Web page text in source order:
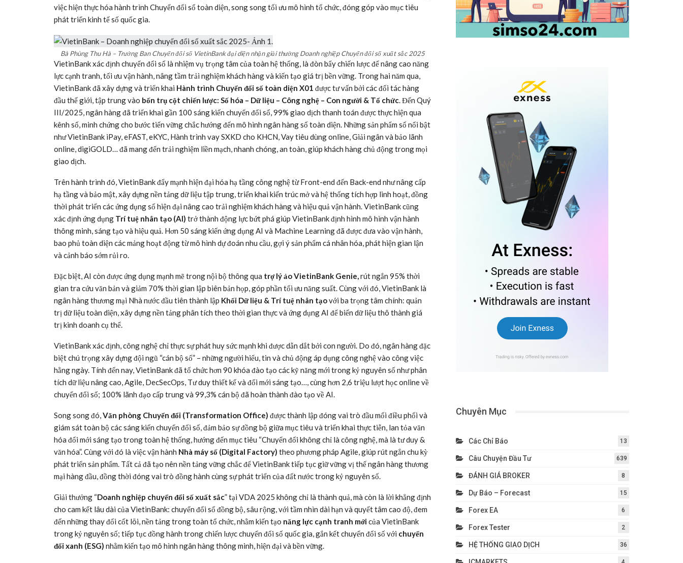
việc hiện thực hóa hành trình Chuyển đổi số toàn diện, song song tối ưu mô hình tổ chức, đóng góp vào mục tiêu
phát triển kinh tế số quốc gia.
Bà Phùng Thu Hà – Trưởng Ban Chuyển đổi số VietinBank đại diện nhận giải thưởng Doanh nghiệp Chuyển đổi số xuất sắc 2025
VietinBank xác định chuyển đổi số là nhiệm vụ trọng tâm của toàn hệ thống, là đòn bẩy chiến lược để nâng cao năng
lực cạnh tranh, tối ưu vận hành, nâng tầm trải nghiệm khách hàng và kiến tạo giá trị bền vững. Trong hai năm qua,
VietinBank đã xây dựng và triển khai Hành trình Chuyển đổi số toàn diện X01 được tư vấn bởi các đối tác hàng
đầu thế giới, tập trung vào bốn trụ cột chiến lược: Số hóa – Dữ liệu – Công nghệ – Con người & Tổ chức . Đến Quý
III/2025, ngân hàng đã triển khai gần 100 sáng kiến chuyển đổi số, 99% giao dịch thanh toán được thực hiện qua
kênh số, minh chứng cho bước tiến vững chắc hướng đến mô hình ngân hàng số toàn diện. Những sản phẩm số nổi bật
như VietinBank iPay, eFAST, eKYC, Hành trình vay SXKD cho KHCN, Vay tiêu dùng online, Giải ngân và bảo lãnh
online, digiGOLD… đã mang đến trải nghiệm liền mạch, nhanh chóng, an toàn, giúp khách hàng chủ động trong mọi
giao dịch.
Trên hành trình đó, VietinBank đẩy mạnh hiện đại hóa hạ tầng công nghệ từ Front-end đến Back-end như nâng cấp
hạ tầng và bảo mật, xây dựng nền tảng dữ liệu tập trung, triển khai kiến trúc mở và hệ thống tích hợp linh hoạt, đồng
thời phát triển các ứng dụng số hiện đại nâng cao trải nghiệm khách hàng và hiệu quả vận hành. VietinBank cũng
xác định ứng dụng Trí tuệ nhân tạo (AI) trở thành động lực bứt phá giúp VietinBank định hình mô hình vận hành
thông minh, sáng tạo và hiệu quả. Hơn 50 sáng kiến ứng dụng AI và Machine Learning đã được đưa vào vận hành,
bao phủ toàn diện các mảng hoạt động từ mô hình dự đoán nhu cầu, gợi ý sản phẩm cá nhân hóa, phát hiện gian lận
và cảnh báo sớm rủi ro.
Đặc biệt, AI còn được ứng dụng mạnh mẽ trong nội bộ thông qua trợ lý ảo VietinBank Genie, rút ngắn 95% thời
gian tra cứu văn bản và giảm 70% thời gian lập biên bản họp, góp phần tối ưu năng suất. Cùng với đó, VietinBank là
ngân hàng thương mại Nhà nước đầu tiên thành lập Khối Dữ liệu & Trí tuệ nhân tạovới ba trọng tâm chính: quản
trị dữ liệu toàn diện, xây dựng nền tảng phân tích theo thời gian thực và ứng dụng AI để biến dữ liệu thô thành giá
trị kinh doanh cụ thể.
VietinBank xác định, công nghệ chỉ thực sự phát huy sức mạnh khi được dẫn dắt bởi con người. Do đó, ngân hàng đặc
biệt chú trọng xây dựng đội ngũ “cán bộ số” – những người hiểu, tin và chủ động áp dụng công nghệ vào công việc
hằng ngày. Tính đến nay, VietinBank đã tổ chức hơn 90 khóa đào tạo các kỹ năng mới trong kỷ nguyên số như phân
tích dữ liệu nâng cao, Agile, DecSecOps, Tư duy thiết kế và đổi mới sáng tạo…, cùng hơn 2,6 triệu lượt học online về
chuyển đổi số; 100% lãnh đạo cấp trung và 99,3% cán bộ đã hoàn thành đào tạo về AI.
Song song đó, Văn phòng Chuyển đổi (Transformation Office) được thành lập đóng vai trò đầu mối điều phối và
giám sát toàn bộ các sáng kiến chuyển đổi số, đảm bảo sự đồng bộ giữa mục tiêu và triển khai thực tiễn, lan tỏa văn
hóa đổi mới sáng tạo trong toàn hệ thống, hướng đến mục tiêu “Chuyển đổi không chỉ là công nghệ, mà là tư duy &
văn hóa”. Cùng với đó là việc vận hành Nhà máy số (Digital Factory) theo phương pháp Agile, giúp rút ngắn chu kỳ
phát triển sản phẩm. Tất cả đã tạo nên nền tảng vững chắc để VietinBank tiếp tục giữ vững vị thế ngân hàng thương
mại hàng đầu, đồng thời đóng vai trò đồng hành cùng sự phát triển của đất nước trong kỷ nguyên số.
Giải thưởng “Doanh nghiệp chuyển đổi số xuất sắc” tại VDA 2025 không chỉ là thành quả, mà còn là lời khẳng định
cho cam kết lâu dài của VietinBank: chuyển đổi số đồng bộ, sâu rộng, với tầm nhìn dài hạn và quyết tâm cao độ, đem
đến những thay đổi cốt lõi, nền tảng trong toàn tổ chức, nhằm kiến tạo năng lực cạnh tranh mớicủa VietinBank
trong kỷ nguyên số; tiếp tục đồng hành trong chiến lược chuyển đổi số quốc gia, gắn kết chuyển đổi số với chuyển
đổi xanh (ESG) nhằm kiến tạo mô hình ngân hàng thông minh, hiện đại và bền vững.
Chuyên Mục
Các Chỉ Báo 13
Câu Chuyện Đầu Tư 639
ĐÁNH GIÁ BROKER 8
Dự Báo – Forecast 15
Forex EA 6
Forex Tester 2
HỆ THỐNG GIAO DỊCH 36